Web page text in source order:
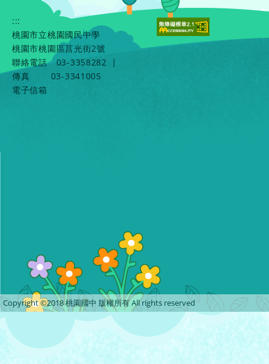
:::
桃園市立桃園國民中學
桃園市桃園區莒光街2號
聯絡電話
03-3358282
|
傳真
03-3341005
電子信箱
Copyright ©2018 桃園國中 版權所有 All rights reserved